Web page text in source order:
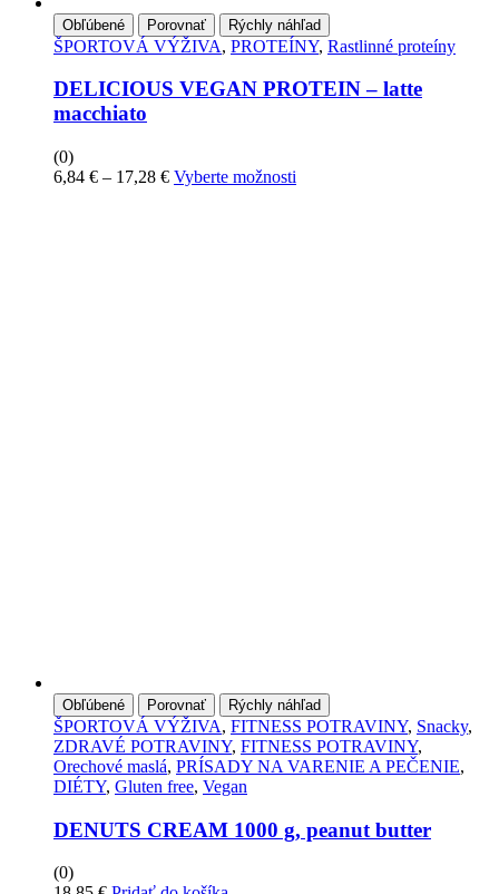
Obľúbené Porovnať Rýchly náhľad
ŠPORTOVÁ VÝŽIVA, PROTEÍNY, Rastlinné proteíny
DELICIOUS VEGAN PROTEIN – latte
macchiato
(0)
6,84 € – 17,28 €Price
Vyberte možnosti
Obľúbené Porovnať Rýchly náhľad
ŠPORTOVÁ VÝŽIVA, FITNESS POTRAVINY, Snacky,
ZDRAVÉ POTRAVINY, FITNESS POTRAVINY,
Orechové maslá, PRÍSADY NA VARENIE A PEČENIE,
DIÉTY, Gluten free, Vegan
DENUTS CREAM 1000 g, peanut butter
(0)